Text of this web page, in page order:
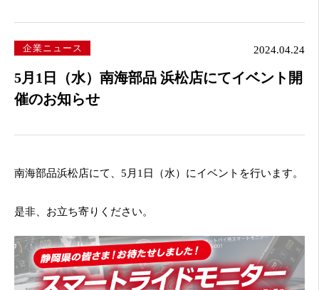
企業ニュース 2024.04.24
5月1日（水）南海部品 浜松店にてイベント開
催のお知らせ
南海部品浜松店にて、5月1日（水）にイベントを行います。
是非、お立ち寄りください。